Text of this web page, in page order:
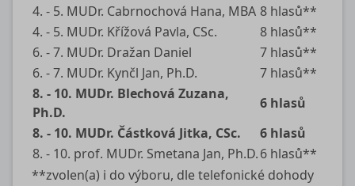
4. - 5. MUDr. Cabrnochová Hana, MBA 8 hlasů**
4. - 5. MUDr. Křížová Pavla, CSc.
8 hlasů**
6. - 7. MUDr. Dražan Daniel
7 hlasů**
6. - 7. MUDr. Kynčl Jan, Ph.D.
7 hlasů**
8. - 10. MUDr. Blechová Zuzana,
Ph.D.
6 hlasů
8. - 10. MUDr. Částková Jitka, CSc.
6 hlasů
8. - 10. prof. MUDr. Smetana Jan, Ph.D.6 hlasů**
**zvolen(a) i do výboru, dle telefonické dohody